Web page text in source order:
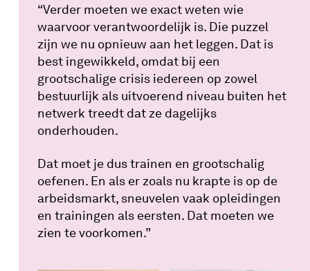
“Verder moeten we exact weten wie
waarvoor verantwoordelijk is. Die puzzel
zijn we nu opnieuw aan het leggen. Dat is
best ingewikkeld, omdat bij een
grootschalige crisis iedereen op zowel
bestuurlijk als uitvoerend niveau buiten het
netwerk treedt dat ze dagelijks
onderhouden.
Dat moet je dus trainen en grootschalig
oefenen. En als er zoals nu krapte is op de
arbeidsmarkt, sneuvelen vaak opleidingen
en trainingen als eersten. Dat moeten we
zien te voorkomen.”